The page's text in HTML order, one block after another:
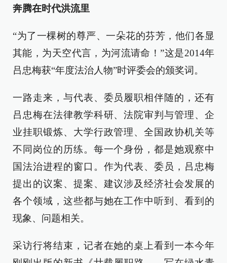
奔腾在时代洪流里
“为了一棵树的尊严、一朵花的芬芳，他们各显
其能，为天空代言，为河流请命！”这是2014年
吕忠梅获“年度法治人物”时评委会的颁奖词。
一路走来，与代表、委员履职相伴随的，还有
吕忠梅在法律教学科研、法院审判与管理、企
业挂职锻炼、大学行政管理、全国政协机关等
不同岗位的历练。每一个身份，都是她观察中
国法治进程的窗口。作为代表、委员，吕忠梅
提出的议案、提案、建议涉及经济社会发展的
各个领域，这些都与她在工作中听到、看到的
现象、问题相关。
采访行将结束，记者在她的桌上看到一本今年